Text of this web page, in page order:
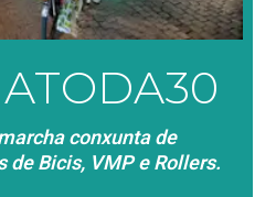
conxunta de
de Bicis, VMP e Rollers.